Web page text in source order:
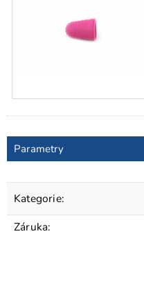
Parametry
Kategorie:
Záruka: